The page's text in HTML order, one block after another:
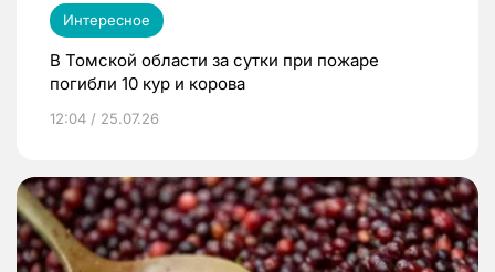
Интересное
В Томской области за сутки при пожаре
погибли 10 кур и корова
12:04 / 25.07.26